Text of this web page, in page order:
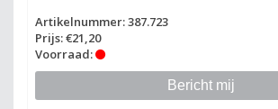
Artikelnummer: 387.723
Prijs: €21,20
Voorraad:
Bericht mij